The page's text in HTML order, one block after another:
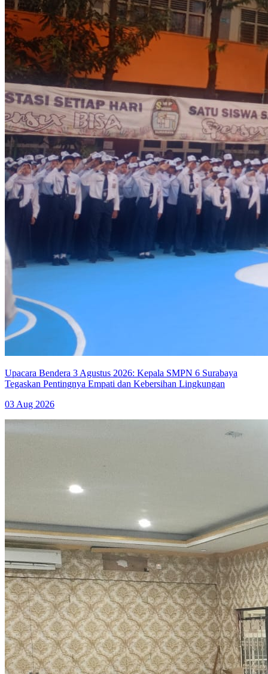
Upacara Bendera 3 Agustus 2026: Kepala SMPN 6 Surabaya
Tegaskan Pentingnya Empati dan Kebersihan Lingkungan
03 Aug 2026